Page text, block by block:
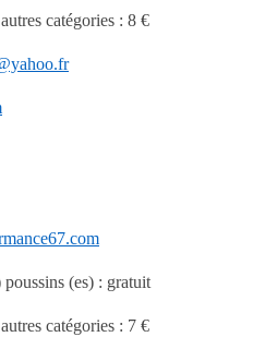
catégories : 8 €
(es) : gratuit
catégories : 7 €